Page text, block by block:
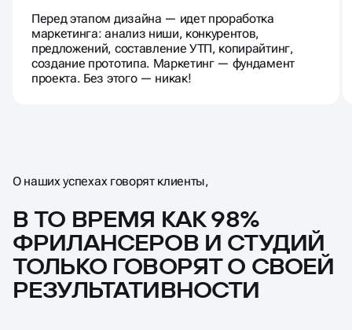
Перед этапом дизайна — идет проработка
маркетинга: анализ ниши, конкурентов,
предложений, составление УТП, копирайтинг,
создание прототипа. Маркетинг — фундамент
проекта. Без этого — никак!
О наших успехах говорят клиенты,
В ТО ВРЕМЯ КАК 98%
ФРИЛАНСЕРОВ И СТУДИЙ
ТОЛЬКО ГОВОРЯТ О СВОЕЙ
РЕЗУЛЬТАТИВНОСТИ